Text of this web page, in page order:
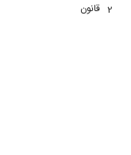
2 قانون